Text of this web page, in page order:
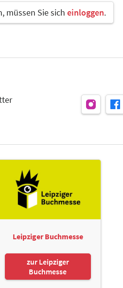
müssen Sie sich einloggen.
Leipziger Buchmesse
zur Leipziger
Buchmesse